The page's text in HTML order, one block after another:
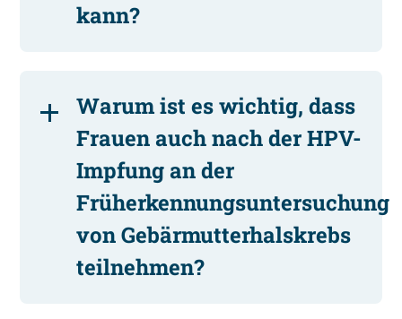
kann?
Warum ist es wichtig, dass
Frauen auch nach der HPV-
Impfung an der
Früherkennungsuntersuchung
von Gebärmutterhalskrebs
teilnehmen?